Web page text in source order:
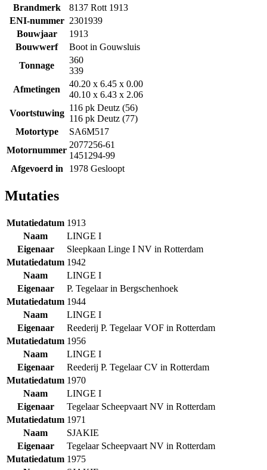
Brandmerk
8137 Rott 1913
ENI-nummer 2301939
Bouwjaar
1913
Bouwwerf
Boot in Gouwsluis
Tonnage
360
339
Afmetingen
40.20 x 6.45 x 0.00
40.10 x 6.43 x 2.06
Voortstuwing
116 pk Deutz (56)
116 pk Deutz (77)
Motortype
SA6M517
Motornummer
2077256-61
1451294-99
Afgevoerd in
1978 Gesloopt
Mutaties
Mutatiedatum 1913
Naam
LINGE I
Eigenaar
Sleepkaan Linge I NV in Rotterdam
Mutatiedatum 1942
Naam
LINGE I
Eigenaar
P. Tegelaar in Bergschenhoek
Mutatiedatum 1944
Naam
LINGE I
Eigenaar
Reederij P. Tegelaar VOF in Rotterdam
Mutatiedatum 1956
Naam
LINGE I
Eigenaar
Reederij P. Tegelaar CV in Rotterdam
Mutatiedatum 1970
Naam
LINGE I
Eigenaar
Tegelaar Scheepvaart NV in Rotterdam
Mutatiedatum 1971
Naam
SJAKIE
Eigenaar
Tegelaar Scheepvaart NV in Rotterdam
Mutatiedatum 1975